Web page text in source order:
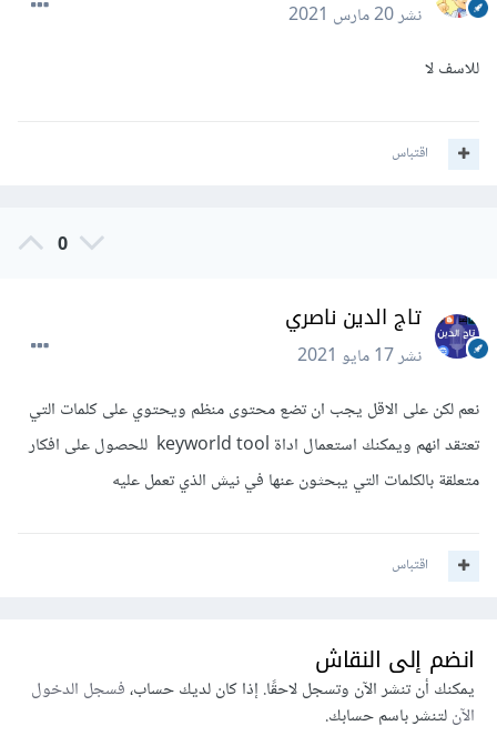
نشر20 مارس 2021
للاسف لا
اقتباس
0
تاج الدين ناصري
نشر17 مايو 2021
نعم لكن على الاقل يجب ان تضع محتوى منظم ويحتوي على كلمات التي
تعتقد انهم ويمكنك استعمال اداة keyworld tool للحصول على افكار
متعلقة بالكلمات التي يبحثون عنها في نيش الذي تعمل عليه
اقتباس
انضم إلى النقاش
يمكنك أن تنشر الآن وتسجل لاحقًا. إذا كان لديك حساب،فسجل الدخول
الآنلتنشر باسم حسابك.